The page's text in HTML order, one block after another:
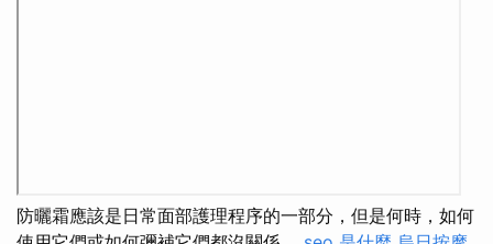
防曬霜應該是日常面部護理程序的一部分，但是何時，如何